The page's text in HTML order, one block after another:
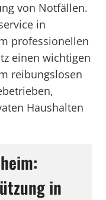
von Notfällen.
in
professionellen
einen wichtigen
reibungslosen
Haushalten
in